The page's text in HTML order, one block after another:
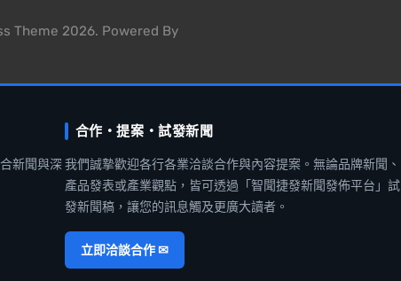
Theme 2026. Powered By
新聞與深
合作・提案・試發新聞
我們誠摯歡迎各行各業洽談合作與內容提案。無論品牌新聞、
產品發表或產業觀點，皆可透過「智聞捷發新聞發佈平台」試
發新聞稿，讓您的訊息觸及更廣大讀者。
立即洽談合作 ✉